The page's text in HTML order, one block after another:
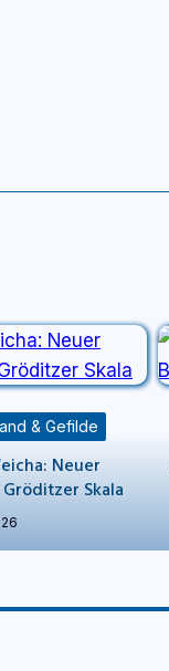
& Gefilde
Neuer
Skala